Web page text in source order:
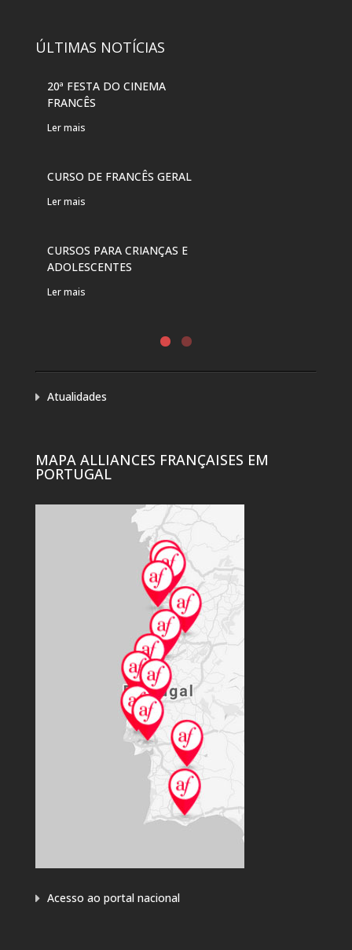
ÚLTIMAS NOTÍCIAS
20ª FESTA DO CINEMA
FRANCÊS
Ler mais
CURSO DE FRANCÊS GERAL
Ler mais
CURSOS PARA CRIANÇAS E
ADOLESCENTES
Ler mais
Atualidades
MAPA ALLIANCES FRANÇAISES EM
PORTUGAL
Acesso ao portal nacional